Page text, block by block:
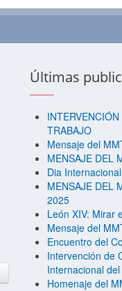
Últimas
TRABAJO
Mensaje del
MENSAJE DEL
Dia
MENSAJE DEL
2025
León XIV: Mirar
Mensaje del
Encuentro del
Intervención de
Internacional
Homenaje del